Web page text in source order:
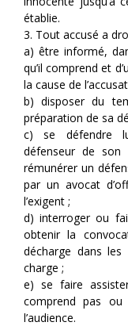
établie.
3. Tout accusé a
a) être informé,
qu’il comprend et
la cause de
b) disposer du
préparation de sa
c) se défendre
défenseur de son
rémunérer un
par un avocat
l’exigent ;
d) interroger ou
obtenir la
décharge dans
charge ;
e) se faire
comprend pas
l’audience.